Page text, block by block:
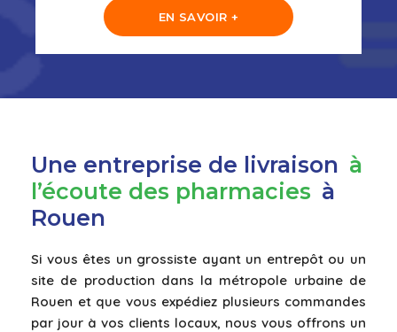
EN SAVOIR +
Une entreprise de livraison à
l’écoute des pharmacies à
Rouen
Si vous êtes un grossiste ayant un entrepôt ou un
site de production dans la métropole urbaine de
Rouen et que vous expédiez plusieurs commandes
par jour à vos clients locaux, nous vous offrons un